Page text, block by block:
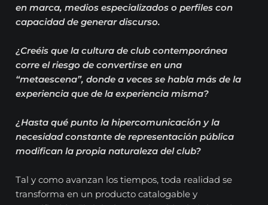
en marca, medios especializados o perfiles con
capacidad de generar discurso.
¿Creéis que la cultura de club contemporánea
corre el riesgo de convertirse en una
“metaescena”, donde a veces se habla más de la
experiencia que de la experiencia misma?
¿Hasta qué punto la hipercomunicación y la
necesidad constante de representación pública
modifican la propia naturaleza del club?
Tal y como avanzan los tiempos, toda realidad se
transforma en un producto catalogable y